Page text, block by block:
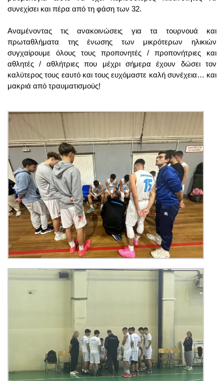
συνεχίσει και πέρα από τη φάση των 32.
Αναμένοντας τις ανακοινώσεις για τα τουρνουά και
πρωταθλήματα της ένωσης των μικρότερων ηλικιών
συγχαίρουμε όλους τους προπονητές / προπονήτριες και
αθλητές / αθλήτριες που μέχρι σήμερα έχουν δώσει τον
καλύτερος τους εαυτό και τους ευχόμαστε καλή συνέχεια… και
μακριά από τραυματισμούς!